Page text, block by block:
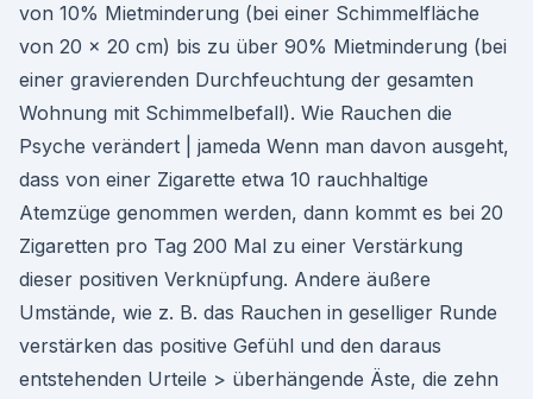
von 10% Mietminderung (bei einer Schimmelfläche
von 20 x 20 cm) bis zu über 90% Mietminderung (bei
einer gravierenden Durchfeuchtung der gesamten
Wohnung mit Schimmelbefall). Wie Rauchen die
Psyche verändert | jameda Wenn man davon ausgeht,
dass von einer Zigarette etwa 10 rauchhaltige
Atemzüge genommen werden, dann kommt es bei 20
Zigaretten pro Tag 200 Mal zu einer Verstärkung
dieser positiven Verknüpfung. Andere äußere
Umstände, wie z. B. das Rauchen in geselliger Runde
verstärken das positive Gefühl und den daraus
entstehenden Urteile > überhängende Äste, die zehn